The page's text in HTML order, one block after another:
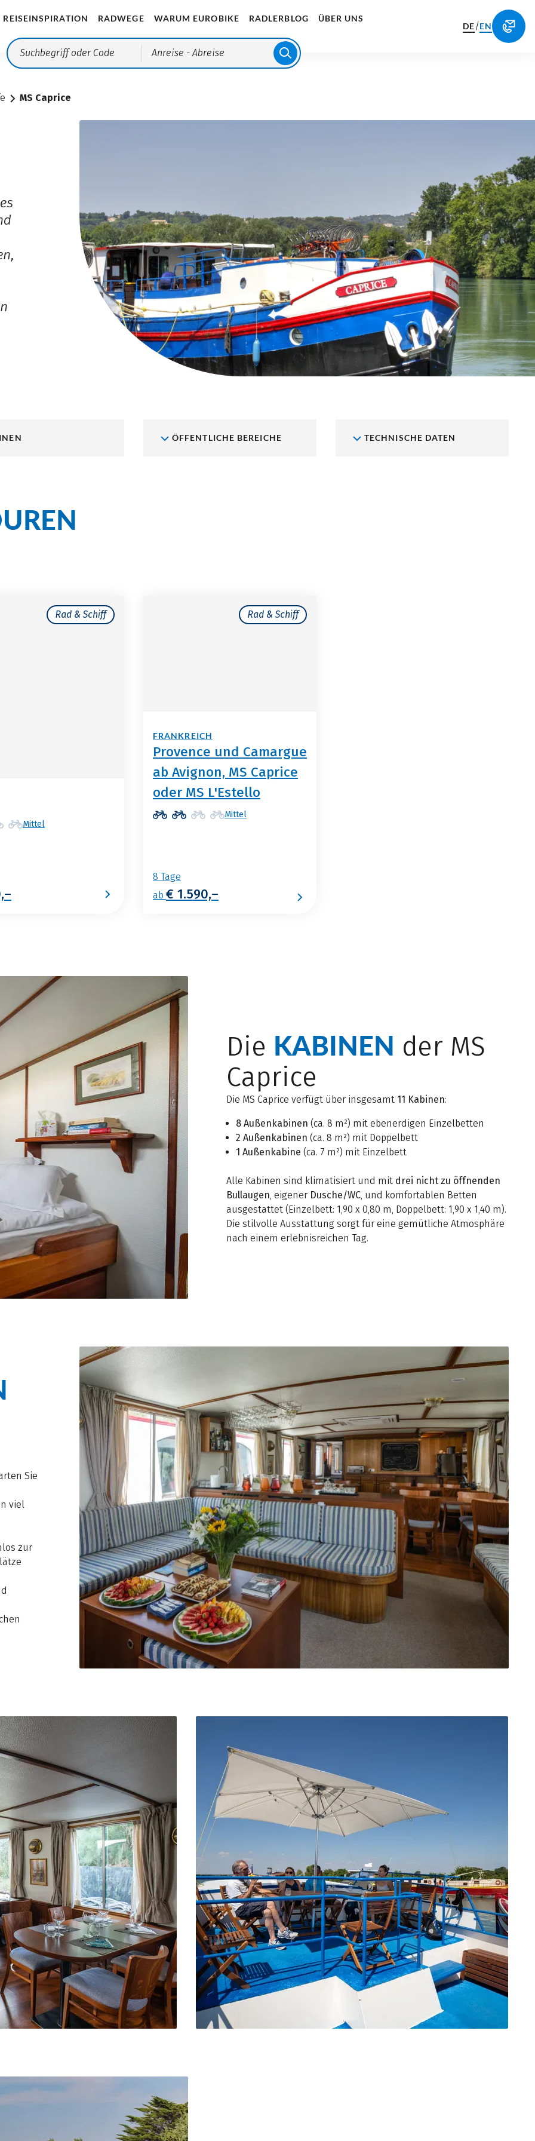
REISEINSPIRATION RADWEGE WARUM EUROBIKE RADLERBLOG ÜBER UNS
Anreise - Abreise
DE/EN
MS Caprice
ÖFFENTLICHE BEREICHE TECHNISCHE DATEN
Rad & Schiff
Mittel
Rad & Schiff
FRANKREICH
Provence und Camargue
ab Avignon, MS Caprice
oder MS L'Estello
Mittel
8 Tage
ab € 1.590,–
Die KABINEN der MS
Caprice
Die MS Caprice verfügt über insgesamt 11 Kabinen:
8 Außenkabinen (ca. 8 m²) mit ebenerdigen Einzelbetten
2 Außenkabinen (ca. 8 m²) mit Doppelbett
1 Außenkabine (ca. 7 m²) mit Einzelbett
Alle Kabinen sind klimatisiert und mit drei nicht zu öffnenden
Bullaugen , eigener Dusche/WC , und komfortablen Betten
ausgestattet (Einzelbett: 1,90 x 0,80 m, Doppelbett: 1,90 x 1,40 m).
Die stilvolle Ausstattung sorgt für eine gemütliche Atmosphäre
nach einem erlebnisreichen Tag.
Sie
viel
zur